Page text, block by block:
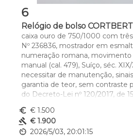
6
Relógio de bolso CORTBERT
caixa ouro de 750/1000 com
Nº 236836, mostrador em
numeração romana,
manual (cal. 479), Suíço, séc.
necessitar de manutenção,
garantia de teor, sem contraste
do Decreto-Lei nº 120/2017, de
Dim. - 4,9 cm
Peso - (bruto) 68,4 g.
euro_symbol € 1.500
gavel € 1.900
av_timer 2026/5/03, 20:01:15